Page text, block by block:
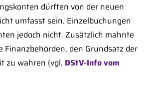
dürften von der neuen
umfasst sein. Einzelbuchungen
jedoch nicht. Zusätzlich mahnte
Finanzbehörden, den Grundsatz der
zu wahren (vgl. DStV-Info vom